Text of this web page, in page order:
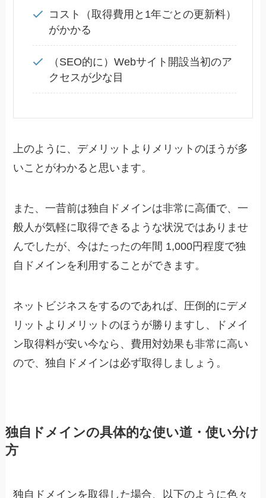
コスト（取得費用と1年ごとの更新料）
がかかる
（SEO的に）Webサイト開設当初のア
クセスが少な目
上のように、デメリットよりメリットのほうが多
いことがわかると思います。
また、一昔前は独自ドメインは非常に高価で、一
般人が気軽に取得できるような状況ではありませ
んでしたが、今はたったの年間 1,000円程度で独
自ドメインを利用することができます。
ネットビジネスをするのであれば、圧倒的にデメ
リットよりメリットのほうが勝りますし、ドメイ
ン取得料が安い今なら、費用対効果も非常に高い
ので、独自ドメインは必ず取得しましょう。
独自ドメインの具体的な使い道・使い分け
方
独自ドメインを取得した場合、以下のように色々